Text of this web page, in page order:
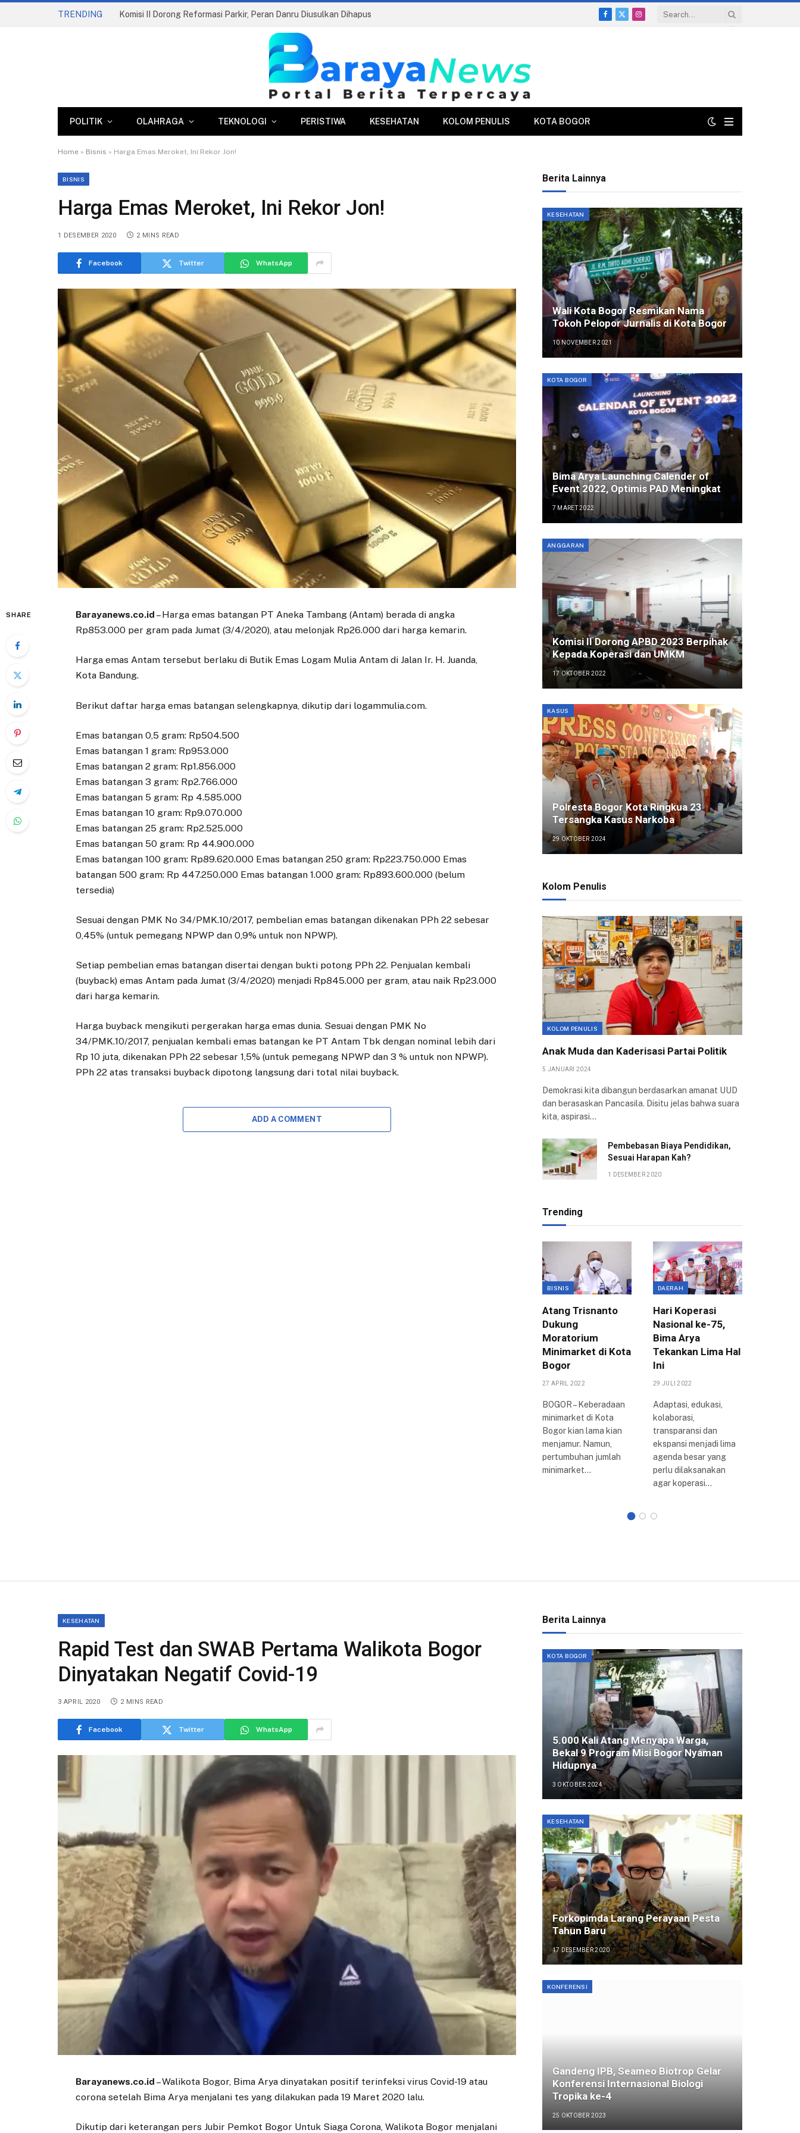
TRENDING Komisi II Dorong Reformasi Parkir, Peran Danru Diusulkan Dihapus
Facebook
X
Instagram
POLITIK OLAHRAGA TEKNOLOGI PERISTIWA KESEHATAN KOLOM PENULIS KOTA BOGOR
Home » Bisnis » Harga Emas Meroket, Ini Rekor Jon!
BISNIS
Harga Emas Meroket, Ini Rekor Jon!
1 DESEMBER 2020 2 MINS READ
Facebook Twitter WhatsApp
SHARE Barayanews.co.id – Harga emas batangan PT Aneka Tambang (Antam) berada di angka
Rp853.000 per gram pada Jumat (3/4/2020), atau melonjak Rp26.000 dari harga kemarin.
Harga emas Antam tersebut berlaku di Butik Emas Logam Mulia Antam di Jalan Ir. H. Juanda,
Kota Bandung.
Berikut daftar harga emas batangan selengkapnya, dikutip dari logammulia.com.
Emas batangan 0,5 gram: Rp504.500
Emas batangan 1 gram: Rp953.000
Emas batangan 2 gram: Rp1.856.000
Emas batangan 3 gram: Rp2.766.000
Emas batangan 5 gram: Rp 4.585.000
Emas batangan 10 gram: Rp9.070.000
Emas batangan 25 gram: Rp2.525.000
Emas batangan 50 gram: Rp 44.900.000
Emas batangan 100 gram: Rp89.620.000 Emas batangan 250 gram: Rp223.750.000 Emas
batangan 500 gram: Rp 447.250.000 Emas batangan 1.000 gram: Rp893.600.000 (belum
tersedia)
Sesuai dengan PMK No 34/PMK.10/2017, pembelian emas batangan dikenakan PPh 22 sebesar
0,45% (untuk pemegang NPWP dan 0,9% untuk non NPWP).
Setiap pembelian emas batangan disertai dengan bukti potong PPh 22. Penjualan kembali
(buyback) emas Antam pada Jumat (3/4/2020) menjadi Rp845.000 per gram, atau naik Rp23.000
dari harga kemarin.
Harga buyback mengikuti pergerakan harga emas dunia. Sesuai dengan PMK No
34/PMK.10/2017, penjualan kembali emas batangan ke PT Antam Tbk dengan nominal lebih dari
Rp 10 juta, dikenakan PPh 22 sebesar 1,5% (untuk pemegang NPWP dan 3 % untuk non NPWP).
PPh 22 atas transaksi buyback dipotong langsung dari total nilai buyback.
ADD A COMMENT
Berita Lainnya
KESEHATAN
Wali Kota Bogor Resmikan Nama
Tokoh Pelopor Jurnalis di Kota Bogor
10 NOVEMBER 2021
KOTA BOGOR
Bima Arya Launching Calender of
Event 2022, Optimis PAD Meningkat
7 MARET 2022
ANGGARAN
Komisi II Dorong APBD 2023 Berpihak
Kepada Koperasi dan UMKM
17 OKTOBER 2022
KASUS
Polresta Bogor Kota Ringkua 23
Tersangka Kasus Narkoba
29 OKTOBER 2024
Kolom Penulis
KOLOM PENULIS
Anak Muda dan Kaderisasi Partai Politik
5 JANUARI 2024
Demokrasi kita dibangun berdasarkan amanat UUD
dan berasaskan Pancasila. Disitu jelas bahwa suara
kita, aspirasi…
Pembebasan Biaya Pendidikan,
Sesuai Harapan Kah?
1 DESEMBER 2020
Trending
BISNIS
Atang Trisnanto
Dukung
Moratorium
Minimarket di Kota
Bogor
27 APRIL 2022
BOGOR – Keberadaan
minimarket di Kota
Bogor kian lama kian
menjamur. Namun,
pertumbuhan jumlah
minimarket…
DAERAH
Hari Koperasi
Nasional ke-75,
Bima Arya
Tekankan Lima Hal
Ini
29 JULI 2022
Adaptasi, edukasi,
kolaborasi,
transparansi dan
ekspansi menjadi lima
agenda besar yang
perlu dilaksanakan
agar koperasi…
KESEHATAN
Rapid Test dan SWAB Pertama Walikota Bogor
Dinyatakan Negatif Covid-19
3 APRIL 2020 2 MINS READ
Facebook Twitter WhatsApp
Barayanews.co.id – Walikota Bogor, Bima Arya dinyatakan positif terinfeksi virus Covid-19 atau
corona setelah Bima Arya menjalani tes yang dilakukan pada 19 Maret 2020 lalu.
Dikutip dari keterangan pers Jubir Pemkot Bogor Untuk Siaga Corona, Walikota Bogor menjalani
Berita Lainnya
KOTA BOGOR
5.000 Kali Atang Menyapa Warga,
Bekal 9 Program Misi Bogor Nyaman
Hidupnya
3 OKTOBER 2024
KESEHATAN
Forkopimda Larang Perayaan Pesta
Tahun Baru
17 DESEMBER 2020
KONFERENSI
Gandeng IPB, Seameo Biotrop Gelar
Konferensi Internasional Biologi
Tropika ke-4
25 OKTOBER 2023